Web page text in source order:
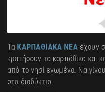
Τα ΚΑΡΠΑΘΙΑΚΑ ΝΕΑέχουν
κρατήσουν το καρπάθικο και
από το νησί ενωμένα. Να
στο διαδύκτιο.